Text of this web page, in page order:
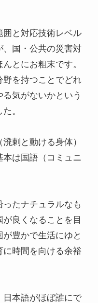
囲と対応技術レベル
、国・公共の災害対
とにお粗末です。
野を持つことでどれ
気がないかという
。
剌と動ける身体）
は国語（コミュニ
たナチュラルなも
良くなることを目
豊かで生活にゆと
に時間を向ける余裕
日本語がほぼ誰にで